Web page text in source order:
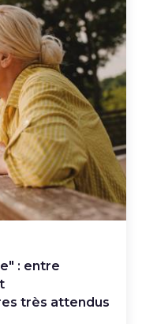
: entre
très attendus